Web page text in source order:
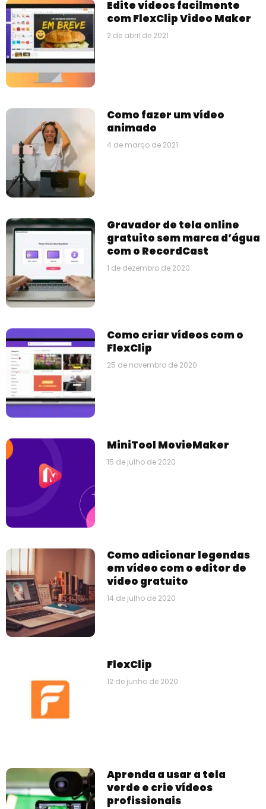
Edite vídeos facilmente
com FlexClip Video Maker
2 de abril de 2021
Como fazer um vídeo
animado
4 de março de 2021
Gravador de tela online
gratuito sem marca d’água
com o RecordCast
1 de dezembro de 2020
Como criar vídeos com o
FlexClip
25 de novembro de 2020
MiniTool MovieMaker
15 de julho de 2020
Como adicionar legendas
em vídeo com o editor de
vídeo gratuito
14 de julho de 2020
FlexClip
12 de junho de 2020
Aprenda a usar a tela
verde e crie vídeos
profissionais